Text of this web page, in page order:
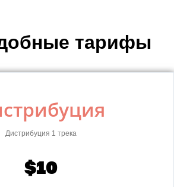
тарифы
Дистрибуция 1 трека
$10